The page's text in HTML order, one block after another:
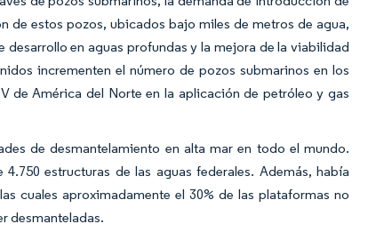
de estos pozos, ubicados bajo miles de metros de agua,
en aguas profundas y la mejora de la viabilidad
incrementen el número de pozos submarinos en los
de América del Norte en la aplicación de petróleo y gas
de desmantelamiento en alta mar en todo el mundo.
estructuras de las aguas federales. Además, había
cuales aproximadamente el 30% de las plataformas no
desmanteladas.